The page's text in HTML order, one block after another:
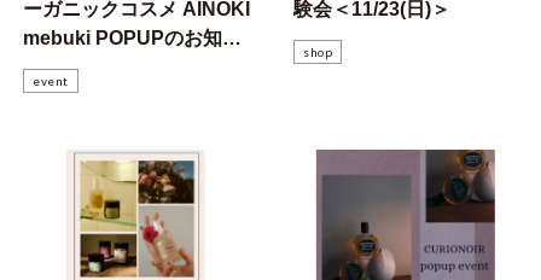
ーガニックコスメ AINOKI
mebuki POPUPのお知ら
せ
event
験会＜11/23(日)＞
shop